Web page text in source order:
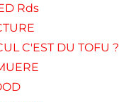
Rds
C'EST DU TOFU ?